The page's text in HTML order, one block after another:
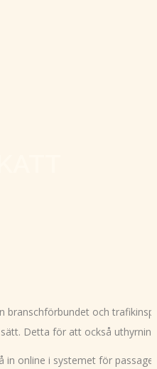
branschförbundet och
Detta för att också
in online i systemet för